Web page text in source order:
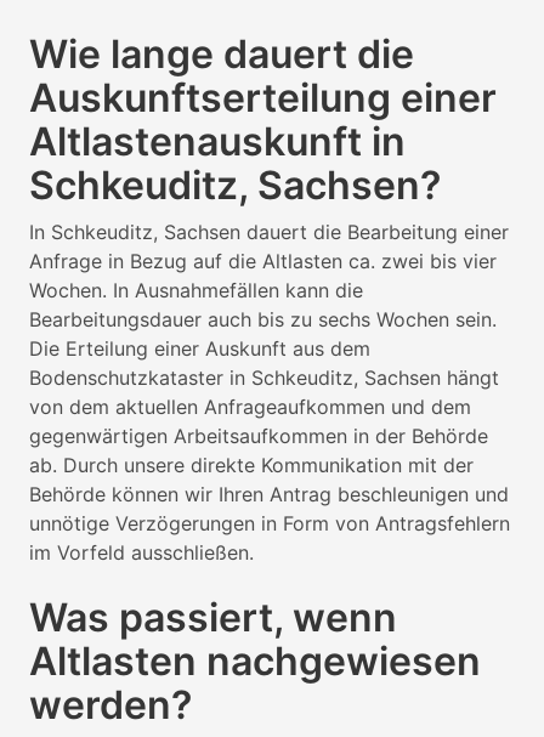
Wie lange dauert die
Auskunftserteilung einer
Altlastenauskunft in
Schkeuditz, Sachsen?
In Schkeuditz, Sachsen dauert die Bearbeitung einer
Anfrage in Bezug auf die Altlasten ca. zwei bis vier
Wochen. In Ausnahmefällen kann die
Bearbeitungsdauer auch bis zu sechs Wochen sein.
Die Erteilung einer Auskunft aus dem
Bodenschutzkataster in Schkeuditz, Sachsen hängt
von dem aktuellen Anfrageaufkommen und dem
gegenwärtigen Arbeitsaufkommen in der Behörde
ab. Durch unsere direkte Kommunikation mit der
Behörde können wir Ihren Antrag beschleunigen und
unnötige Verzögerungen in Form von Antragsfehlern
im Vorfeld ausschließen.
Was passiert, wenn
Altlasten nachgewiesen
werden?